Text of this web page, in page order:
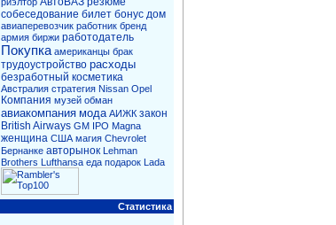
собеседование билет бонус дом
авиаперевозчик работник бренд
армия биржи работодатель
Покупка американцы брак
трудоустройство расходы
безработный косметика
Австралия стратегия Nissan Opel
Компания музей обман
авиакомпания мода АИЖК закон
British Airways GM IPO Magna
женщина CША магия Chevrolet
Бернанке авторынок Lehman
Brothers Lufthansa еда подарок Lada
Статистика